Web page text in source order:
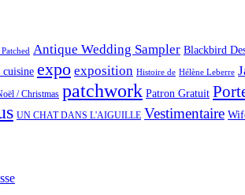
Antique Wedding Sampler Blackbird
cuisine expo exposition Histoire de Hélène Leberre
/ Christmas patchwork Patron Gratuit
UN CHAT DANS L'AIGUILLE Vestimentaire